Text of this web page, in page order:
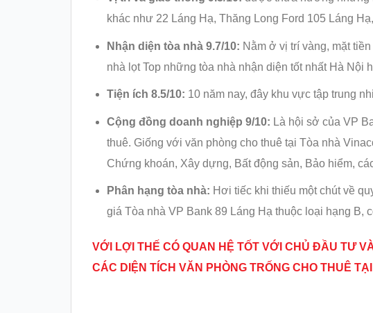
khác như 22 Láng Hạ, Thăng Long Ford 105 Láng
Nhận diện tòa nhà 9.7/10: Nằm ở vị trí vàng, mặt
nhà lọt Top những tòa nhà nhận diện tốt nhất Hà Nội
Tiện ích 8.5/10: 10 năm nay, đây khu vực tập trung
Cộng đồng doanh nghiệp 9/10: Là hội sở của VP
thuê. Giống với văn phòng cho thuê tại Tòa nhà
Chứng khoán, Xây dựng, Bất động sản, Bảo hiểm,
Phân hạng tòa nhà: Hơi tiếc khi thiếu một chút về
giá Tòa nhà VP Bank 89 Láng Hạ thuộc loại hạng B,
VỚI LỢI THẾ CÓ QUAN HỆ TỐT VỚI CHỦ ĐẦU TƯ
CÁC DIỆN TÍCH VĂN PHÒNG TRỐNG CHO THUÊ TẠI